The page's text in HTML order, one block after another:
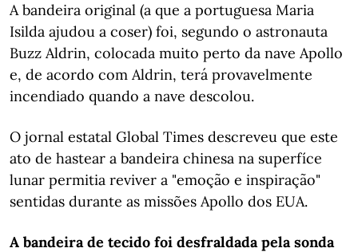
A bandeira original (a que a portuguesa Maria
Isilda ajudou a coser) foi, segundo o astronauta
Buzz Aldrin, colocada muito perto da nave Apollo
e, de acordo com Aldrin, terá provavelmente
incendiado quando a nave descolou.
O jornal estatal Global Times descreveu que este
ato de hastear a bandeira chinesa na superfíce
lunar permitia reviver a "emoção e inspiração"
sentidas durante as missões Apollo dos EUA.
A bandeira de tecido foi desfraldada pela sonda